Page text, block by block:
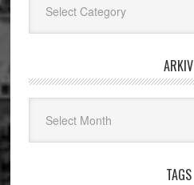
ARKIV
TAGS